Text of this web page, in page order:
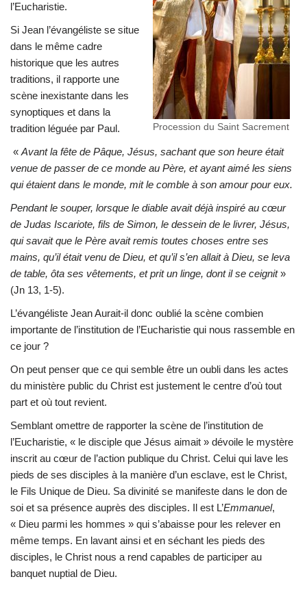
Procession du Saint Sacrement
l’Eucharistie.
Si Jean l’évangéliste se situe
dans le même cadre
historique que les autres
traditions, il rapporte une
scène inexistante dans les
synoptiques et dans la
tradition léguée par Paul.
« Avant la fête de Pâque, Jésus, sachant que son heure était
venue de passer de ce monde au Père, et ayant aimé les siens
qui étaient dans le monde, mit le comble à son amour pour eux.
Pendant le souper, lorsque le diable avait déjà inspiré au cœur
de Judas Iscariote, fils de Simon, le dessein de le livrer, Jésus,
qui savait que le Père avait remis toutes choses entre ses
mains, qu’il était venu de Dieu, et qu’il s’en allait à Dieu, se leva
de table, ôta ses vêtements, et prit un linge, dont il se ceignit»
(Jn 13, 1-5).
L’évangéliste Jean Aurait-il donc oublié la scène combien
importante de l’institution de l’Eucharistie qui nous rassemble en
ce jour ?
On peut penser que ce qui semble être un oubli dans les actes
du ministère public du Christ est justement le centre d’où tout
part et où tout revient.
Semblant omettre de rapporter la scène de l’institution de
l’Eucharistie, « le disciple que Jésus aimait » dévoile le mystère
inscrit au cœur de l’action publique du Christ. Celui qui lave les
pieds de ses disciples à la manière d’un esclave, est le Christ,
le Fils Unique de Dieu. Sa divinité se manifeste dans le don de
soi et sa présence auprès des disciples. Il est L’Emmanuel,
« Dieu parmi les hommes » qui s’abaisse pour les relever en
même temps. En lavant ainsi et en séchant les pieds des
disciples, le Christ nous a rend capables de participer au
banquet nuptial de Dieu.